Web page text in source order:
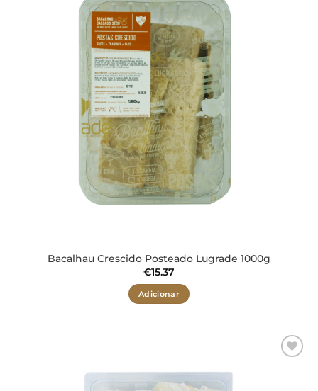
Bacalhau Crescido Posteado Lugrade 1000g
€15.37
Adicionar